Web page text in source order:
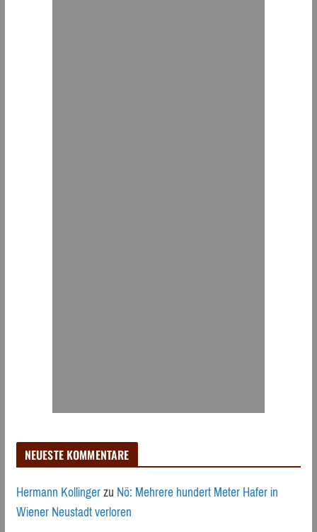
NEUESTE KOMMENTARE
Hermann KollingerzuNö: Mehrere hundert Meter Hafer in
Wiener Neustadt verloren